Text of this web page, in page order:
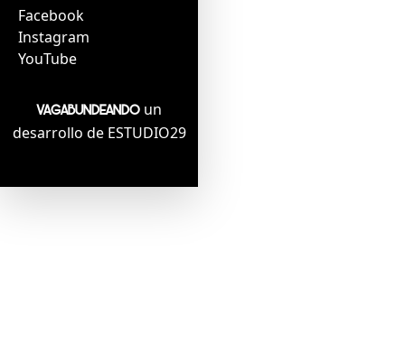
Facebook
Instagram
YouTube
VAGABUNDEANDOun
desarrollo de ESTUDIO29